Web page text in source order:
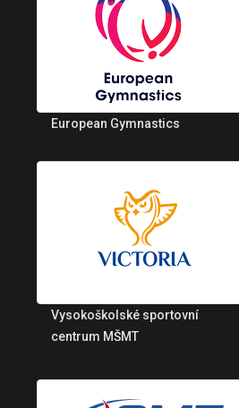
European Gymnastics
Vysokoškolské sportovní
centrum MŠMT